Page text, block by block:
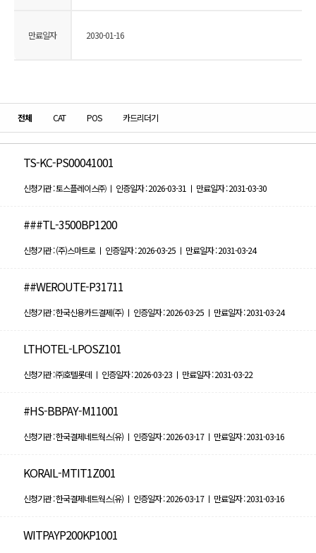
만료일자 2030-01-16
전체 CAT POS 카드리더기
TS-KC-PS00041001
신청기관 : 토스플레이스㈜ ㅣ 인증일자 : 2026-03-31 ㅣ 만료일자 : 2031-03-30
###TL-3500BP1200
신청기관 : (주)스마트로 ㅣ 인증일자 : 2026-03-25 ㅣ 만료일자 : 2031-03-24
##WEROUTE-P31711
신청기관 : 한국신용카드결제(주) ㅣ 인증일자 : 2026-03-25 ㅣ 만료일자 : 2031-03-24
LTHOTEL-LPOSZ101
신청기관 : ㈜호텔롯데 ㅣ 인증일자 : 2026-03-23 ㅣ 만료일자 : 2031-03-22
#HS-BBPAY-M11001
신청기관 : 한국결제네트웍스(유) ㅣ 인증일자 : 2026-03-17 ㅣ 만료일자 : 2031-03-16
KORAIL-MTIT1Z001
신청기관 : 한국결제네트웍스(유) ㅣ 인증일자 : 2026-03-17 ㅣ 만료일자 : 2031-03-16
WITPAYP200KP1001